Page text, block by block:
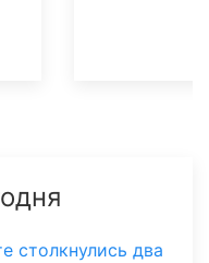
столкнулись два